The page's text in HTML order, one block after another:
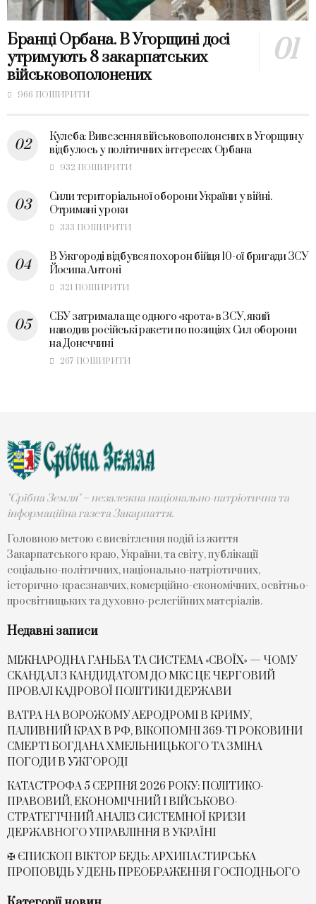
Бранці Орбана. В Угорщині досі
утримують 8 закарпатських
військовополонених
966 ПОШИРИТИ
Кулеба: Вивезення військовополонених в Угорщину
відбулось у політичних інтересах Орбана
932 ПОШИРИТИ
Сили територіальної оборони України у війні.
Отримані уроки
333 ПОШИРИТИ
В Ужгороді відбувся похорон бійця 10-ої бригади ЗСУ
Йосипа Антоні
321 ПОШИРИТИ
СБУ затримала ще одного «крота» в ЗСУ, який
наводив російські ракети по позиціях Сил оборони
на Донеччині
267 ПОШИРИТИ
"Срібна Земля" – незалежна національно-патріотична та
інформаційна газета Закарпаття.
Головною метою є висвітлення подій із життя
Закарпатського краю, України, та світу, публікації
соціально-політичних, національно-патріотичних,
історично-краєзнавчих, комерційно-економічних, освітньо-
просвітницьких та духовно-релегійних матеріалів.
Недавні записи
МІЖНАРОДНА ГАНЬБА ТА СИСТЕМА «СВОЇХ» — ЧОМУ
СKАНДАЛ З КАНДИДАТОМ ДО МКС ЦЕ ЧЕРГОВИЙ
ПРОВАЛ КАДРОВОЇ ПОЛІТИКИ ДЕРЖАВИ
ВАТРА НА ВОРОЖОМУ АЕРОДРОМІ В КРИМУ,
ПАЛИВНИЙ КРАХ В РФ, ВІКОПОМНІ 369-ТІ РОКОВИНИ
СМЕРТІ БОГДАНА ХМЕЛЬНИЦЬКОГО ТА ЗМІНА
ПОГОДИ В УЖГОРОДІ
КАТАСТРОФА 5 СЕРПНЯ 2026 РОКУ: ПОЛІТИКО-
ПРАВОВИЙ, ЕКОНОМІЧНИЙ І ВІЙСЬКОВО-
СТРАТЕГІЧНИЙ АНАЛІЗ СИСТЕМНОЇ КРИЗИ
ДЕРЖАВНОГО УПРАВЛІННЯ В УКРАЇНІ
✠ ЄПИСКОП ВІКТОР БЕДЬ: АРХИПАСТИРСЬКА
ПРОПОВІДЬ У ДЕНЬ ПРЕОБРАЖЕННЯ ГОСПОДНЬОГО